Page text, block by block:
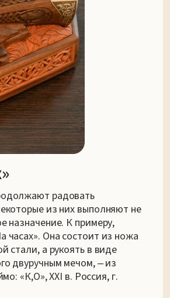
радовать
из них выполняют не
назначение. К примеру,
часах». Она состоит из ножа
стали, а рукоять в виде
двуручным мечом, ‒ из
«К,О», XXI в. Россия, г.